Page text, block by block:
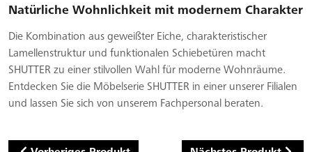
Natürliche Wohnlichkeit mit modernem Charakter
Die Kombination aus geweißter Eiche, charakteristischer
Lamellenstruktur und funktionalen Schiebetüren macht
SHUTTER zu einer stilvollen Wahl für moderne Wohnräume.
Entdecken Sie die Möbelserie SHUTTER in einer unserer Filialen
und lassen Sie sich von unserem Fachpersonal beraten.